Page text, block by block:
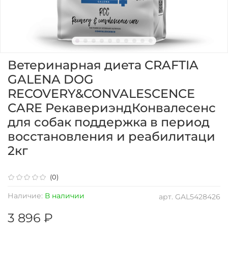
(0)
арт. GAL5428426
Наличие: В наличии
Ветеринарная диета CRAFTIA
GALENA DOG
RECOVERY&CONVALESCENCE
CARE РекавериэндКонвалесенс
для собак поддержка в период
восстановления и реабилитаци
2кг
3 896 ₽